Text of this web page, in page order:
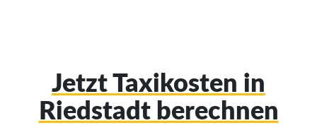
Jetzt Taxikosten in
Riedstadt berechnen